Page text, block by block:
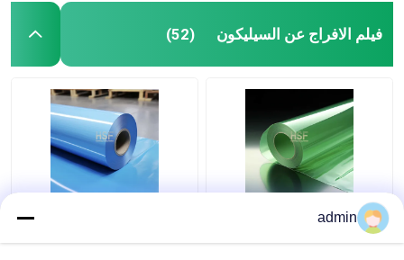
فيلم الافراج عن السيليكون (52)
70μm الشفافة الخضراء
admin